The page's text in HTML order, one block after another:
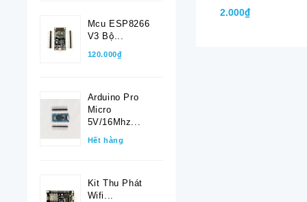
Mcu ESP8266
V3 Bộ...
120.000₫
Arduino Pro
Micro
5V/16Mhz...
Hết hàng
Kit Thu Phát
Wifi...
2.000₫